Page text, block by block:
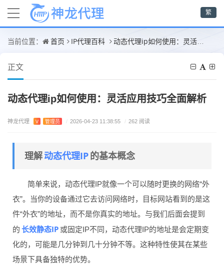
繁
当前位置： 首页 IP代理百科 动态代理ip如何使用：灵活应用技巧全面解析
正文
动态代理ip如何使用：灵活应用技巧全面解析
神龙代理 V 管理员 / 2026-04-23 11:38:55 / 262 阅读
理解 动态代理IP 的基本概念
简单来说，动态代理IP就像一个可以随时更换的网络“外
衣”。当你的设备通过它去访问网络时，目标网站看到的是这
件“外衣”的地址，而不是你真实的地址。与我们后面会提到
的 长效静态IP 或固定IP不同，动态代理IP的地址是会定期变
化的，可能是几分钟到几十分钟不等。这种特性使其在某些
场景下具备独特的优势。